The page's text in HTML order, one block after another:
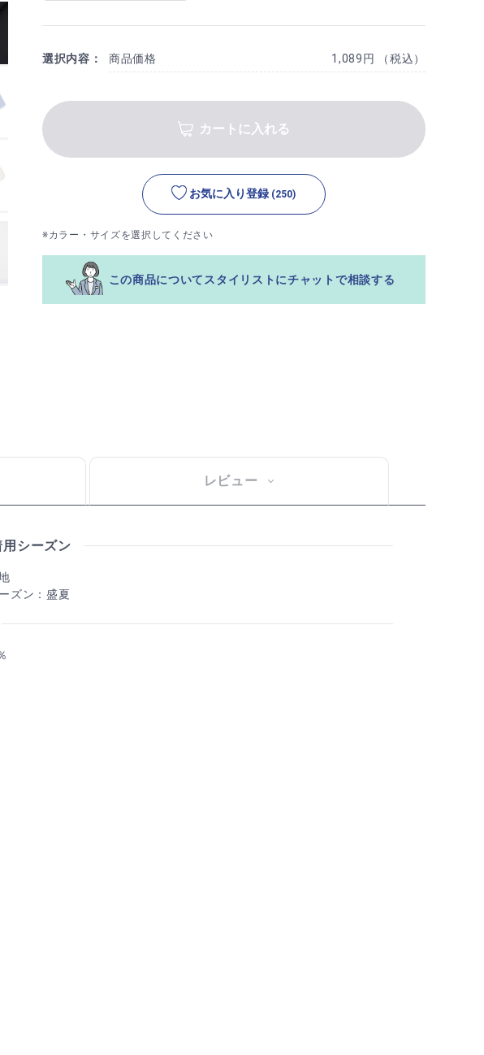
選択内容： 商品価格 1,089円 （税込）
カートに入れる
お気に入り登録 (250)
※カラー・サイズを選択してください
この商品についてスタイリストにチャットで相談する
レビュー
シーズン
ズン：盛夏